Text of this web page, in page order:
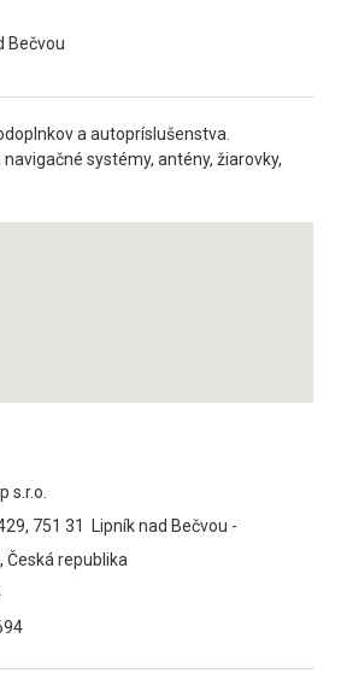
Bečvou
a autopríslušenstva.
systémy, antény, žiarovky,
s.r.o.
751 31 Lipník nad Bečvou -
Česká republika